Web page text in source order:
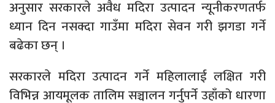
अनुसार सरकारले अवैध मदिरा उत्पादन न्यूनीकरणतर्फ
ध्यान दिन नसक्दा गाउँमा मदिरा सेवन गरी झगडा गर्ने
बढेका छन् ।
सरकारले मदिरा उत्पादन गर्ने महिलालाई लक्षित गरी
विभिन्न आयमूलक तालिम सञ्चालन गर्नुपर्ने उहाँको धारणा